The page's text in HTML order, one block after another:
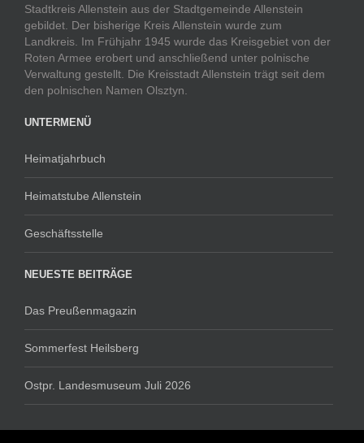
Stadtkreis Allenstein aus der Stadtgemeinde Allenstein
gebildet. Der bisherige Kreis Allenstein wurde zum
Landkreis. Im Frühjahr 1945 wurde das Kreisgebiet von der
Roten Armee erobert und anschließend unter polnische
Verwaltung gestellt. Die Kreisstadt Allenstein trägt seit dem
den polnischen Namen Olsztyn.
UNTERMENÜ
Heimatjahrbuch
Heimatstube Allenstein
Geschäftsstelle
NEUESTE BEITRÄGE
Das Preußenmagazin
Sommerfest Heilsberg
Ostpr. Landesmuseum Juli 2026